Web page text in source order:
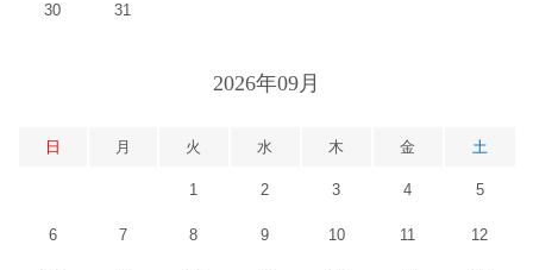
30 31
2026年09月
日 月 火 水 木 金 土
1 2 3 4 5
6 7 8 9 10 11 12